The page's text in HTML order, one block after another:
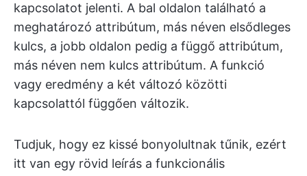
kapcsolatot jelenti. A bal oldalon található a
meghatározó attribútum, más néven elsődleges
kulcs, a jobb oldalon pedig a függő attribútum,
más néven nem kulcs attribútum. A funkció
vagy eredmény a két változó közötti
kapcsolattól függően változik.
Tudjuk, hogy ez kissé bonyolultnak tűnik, ezért
itt van egy rövid leírás a funkcionális